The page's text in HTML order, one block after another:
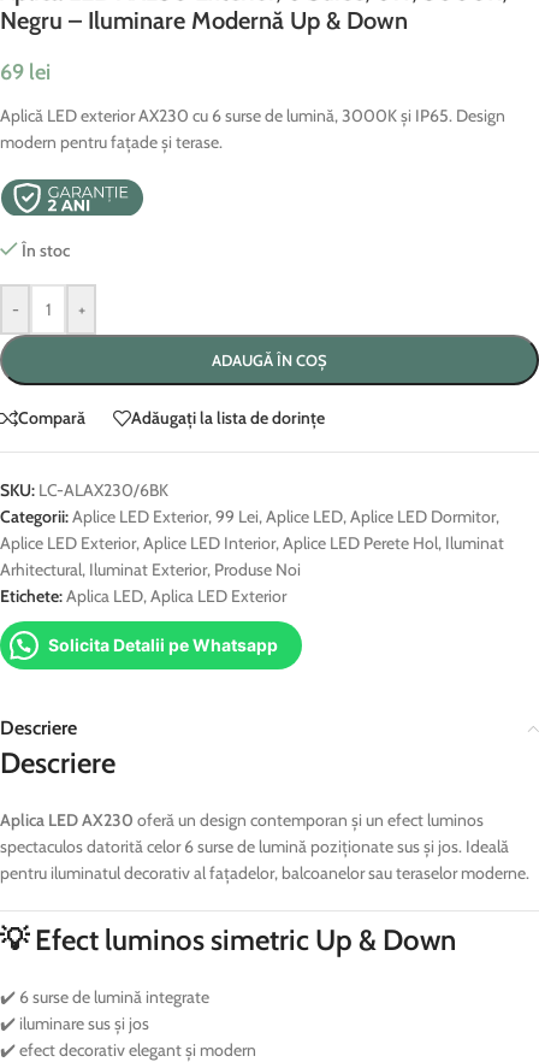
Negru – Iluminare Modernă Up & Down
69 lei
Aplică LED exterior AX230 cu 6 surse de lumină, 3000K și IP65. Design
modern pentru fațade și terase.
În stoc
- +
ADAUGĂ ÎN COȘ
Compară Adăugați la lista de dorințe
SKU: LC-ALAX230/6BK
Categorii:Aplice LED Exterior,99 Lei,Aplice LED,Aplice LED Dormitor,
Aplice LED Exterior,Aplice LED Interior,Aplice LED Perete Hol, Iluminat
Arhitectural, Iluminat Exterior, Produse Noi
Etichete:Aplica LED,Aplica LED Exterior
Solicita Detalii pe Whatsapp
Descriere
Descriere
Aplica LED AX230 oferă un design contemporan și un efect luminos
spectaculos datorită celor 6 surse de lumină poziționate sus și jos. Ideală
pentru iluminatul decorativ al fațadelor, balcoanelor sau teraselor moderne.
💡 Efect luminos simetric Up & Down
✔️ 6 surse de lumină integrate
✔️ iluminare sus și jos
✔️ efect decorativ elegant și modern